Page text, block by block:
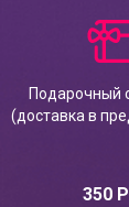
Подарочный
(доставка в
350